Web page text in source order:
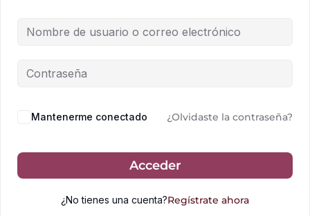
Mantenerme conectado ¿Olvidaste la contraseña?
Acceder
¿No tienes una cuenta?Regístrate ahora